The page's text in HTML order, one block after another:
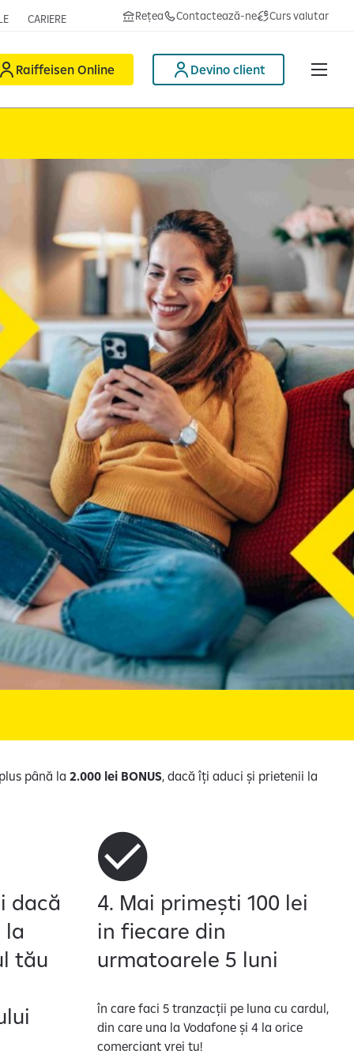
CARIERE Rețea Contactează-ne Curs valutar
Raiffeisen Online Devino client
până la 2.000 lei BONUS, dacă îți aduci și prietenii la
dacă
tău
4. Mai primești 100 lei
in fiecare din
urmatoarele 5 luni
în care faci 5 tranzacții pe luna cu cardul,
din care una la Vodafone și 4 la orice
comerciant vrei tu!